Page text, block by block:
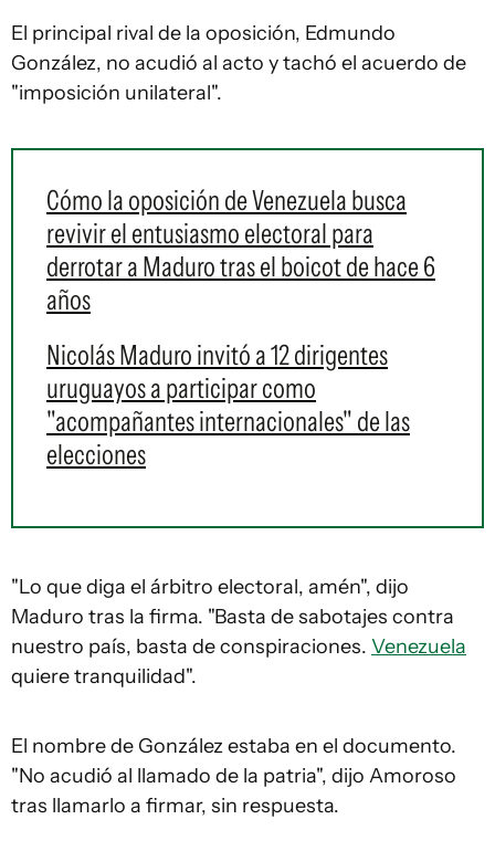
El principal rival de la oposición, Edmundo
González, no acudió al acto y tachó el acuerdo de
"imposición unilateral".
Cómo la oposición de Venezuela busca
revivir el entusiasmo electoral para
derrotar a Maduro tras el boicot de hace 6
años
Nicolás Maduro invitó a 12 dirigentes
uruguayos a participar como
"acompañantes internacionales" de las
elecciones
"Lo que diga el árbitro electoral, amén", dijo
Maduro tras la firma. "Basta de sabotajes contra
nuestro país, basta de conspiraciones. Venezuela
quiere tranquilidad".
El nombre de González estaba en el documento.
"No acudió al llamado de la patria", dijo Amoroso
tras llamarlo a firmar, sin respuesta.